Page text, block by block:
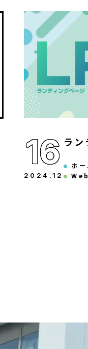
16
2024 .12
ラ
ホ